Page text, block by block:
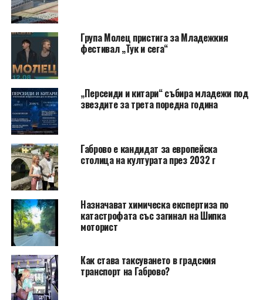
Група Молец пристига за Младежкия
фестивал „Тук и сега“
„Персеиди и китари“ събира младежи под
звездите за трета поредна година
Габрово е кандидат за европейска
столица на културата през 2032 г
Назначават химическа експертиза по
катастрофата със загинал на Шипка
моторист
Как става таксуването в градския
транспорт на Габрово?